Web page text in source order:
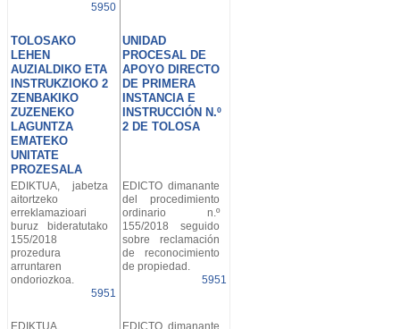
5950
TOLOSAKO
LEHEN
AUZIALDIKO ETA
INSTRUKZIOKO 2
ZENBAKIKO
ZUZENEKO
LAGUNTZA
EMATEKO
UNITATE
PROZESALA
UNIDAD
PROCESAL DE
APOYO DIRECTO
DE PRIMERA
INSTANCIA E
INSTRUCCIÓN N.º
2 DE TOLOSA
EDIKTUA, jabetza
aitortzeko
erreklamazioari
buruz bideratutako
155/2018
prozedura
arruntaren
ondoriozkoa.
5951
EDICTO dimanante
del procedimiento
ordinario n.º
155/2018 seguido
sobre reclamación
de reconocimiento
de propiedad.
5951
EDIKTUA,
EDICTO dimanante